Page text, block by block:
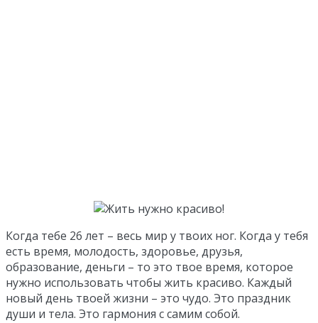
Когда тебе 26 лет – весь мир у твоих ног. Когда у тебя
есть время, молодость, здоровье, друзья,
образование, деньги – то это твое время, которое
нужно использовать чтобы жить красиво. Каждый
новый день твоей жизни – это чудо. Это праздник
души и тела. Это гармония с самим собой.